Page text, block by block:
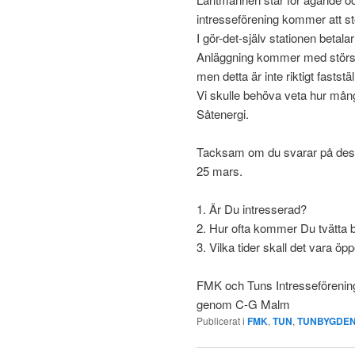
intresseförening kommer att
I gör-det-själv stationen
Anläggning kommer med
men detta är inte riktigt
Vi skulle behöva veta hur
Såtenergi.
Tacksam om du svarar på
25 mars.
1. Är Du intresserad?
2. Hur ofta kommer Du tvätta
3. Vilka tider skall det vara
FMK och Tuns
genom C-G Malm
Publicerat i FMK, TUN,